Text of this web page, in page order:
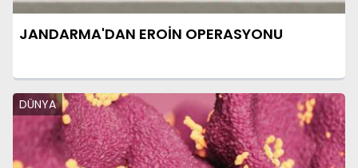
JANDARMA'DAN EROİN OPERASYONU
DÜNYA